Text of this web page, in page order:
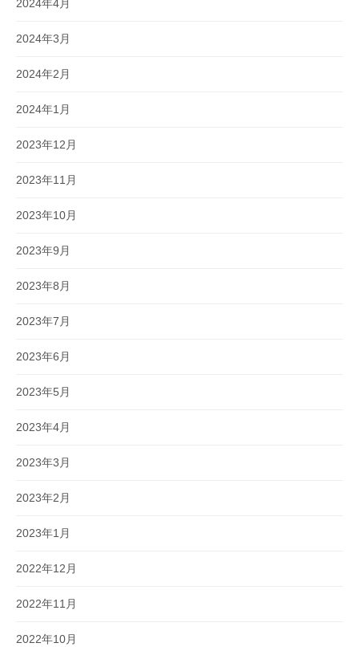
2024年4月
2024年3月
2024年2月
2024年1月
2023年12月
2023年11月
2023年10月
2023年9月
2023年8月
2023年7月
2023年6月
2023年5月
2023年4月
2023年3月
2023年2月
2023年1月
2022年12月
2022年11月
2022年10月